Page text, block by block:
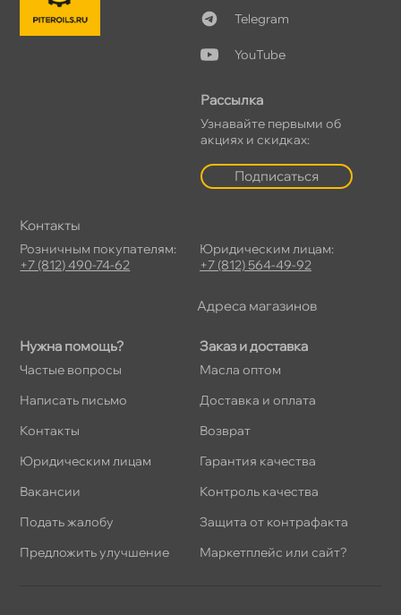
Нужна помощь?
Частые вопросы
Написать письмо
Контакты
Юридическим лицам
акансии
Подать жалобу
Предложить улучшение
Заказ и доставка
Масла оптом
Доставка и оплата
озврат
Гарантия качества
Контроль качества
Защита от контрафакта
Маркетплейс или сайт?
Telegram
YouTube
Рассылка
Узнавайте первыми о
акциях и скидках:
Подписаться
Контакты
Розничным покупателям:
+7 (812) 490-74-62
Юридическим лицам:
+7 (812) 564-49-92
Адреса магазино